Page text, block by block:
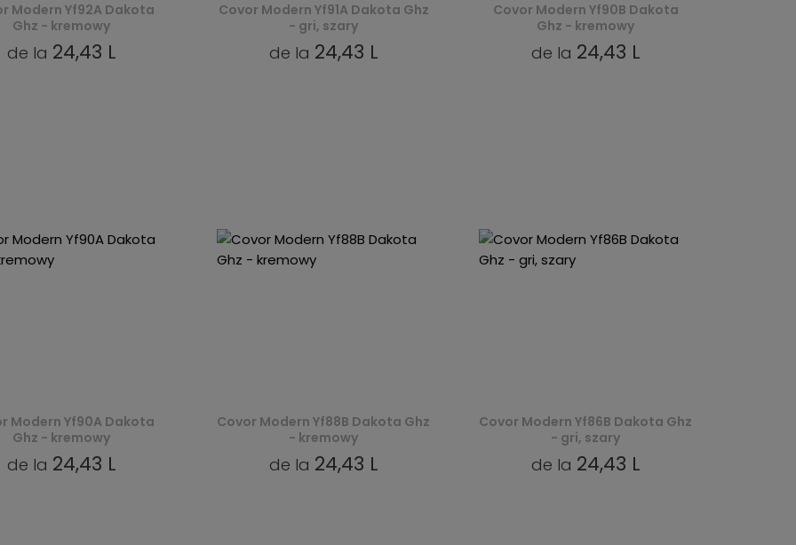
Modern Yf92A Dakota
Ghz - kremowy
de la 24,43 L
Covor Modern Yf91A Dakota Ghz
- gri, szary
de la 24,43 L
Covor Modern Yf90B Dakota
Ghz - kremowy
de la 24,43 L
Modern Yf90A Dakota
Ghz - kremowy
de la 24,43 L
Covor Modern Yf88B Dakota Ghz
- kremowy
de la 24,43 L
Covor Modern Yf86B Dakota Ghz
- gri, szary
de la 24,43 L